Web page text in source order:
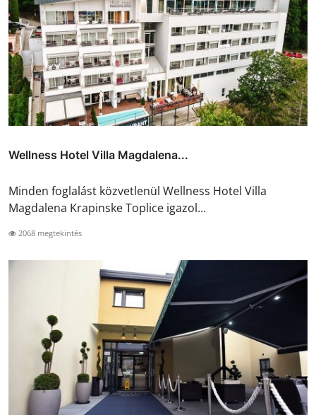
Wellness Hotel Villa Magdalena...
Minden foglalást közvetlenül Wellness Hotel Villa
Magdalena Krapinske Toplice igazol...
2068 megtekintés